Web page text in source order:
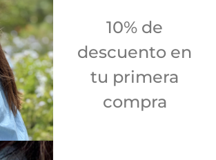
+
REBAJA
10% de
descuento en
tu primera
compra